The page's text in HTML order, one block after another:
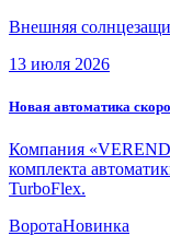
Внешняя
13 июля 2026
Новая автоматика
Компания
комплекта
TurboFlex.
ВоротаНовинка